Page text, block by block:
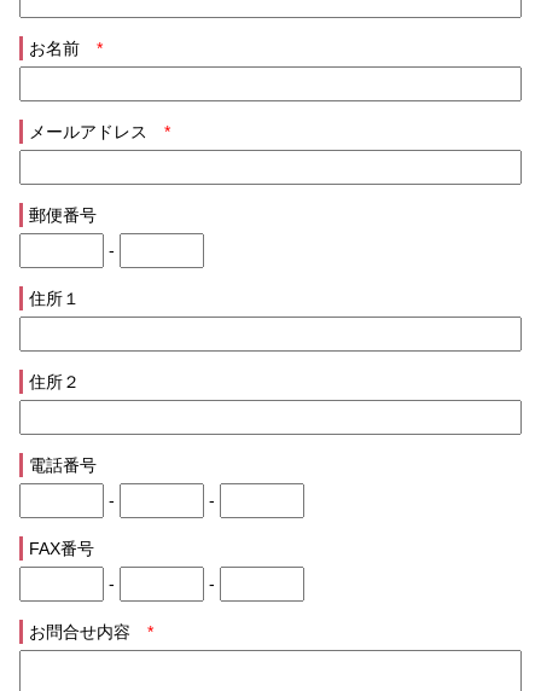
お名前 *
メールアドレス *
郵便番号
-
住所１
住所２
電話番号
-
-
FAX番号
-
-
お問合せ内容 *